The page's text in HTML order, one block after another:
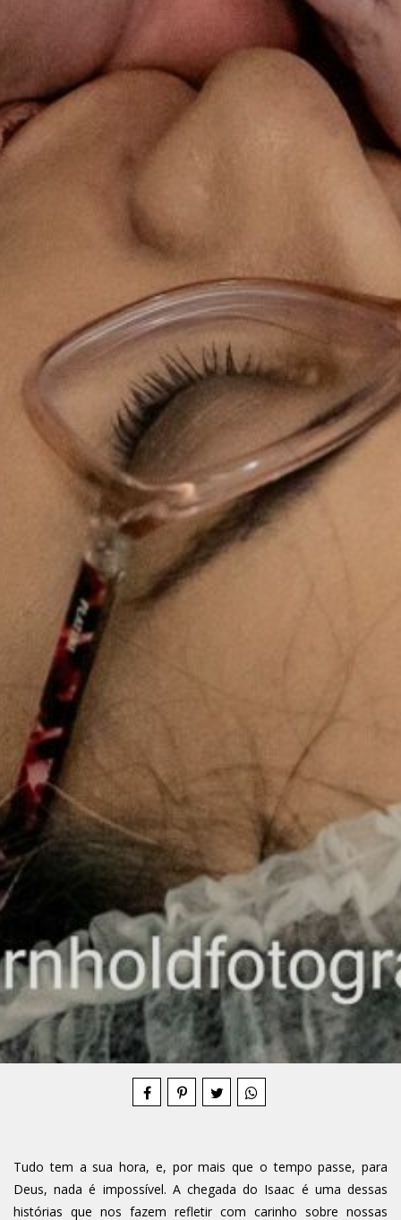
Compartilhe
Tudo tem a sua hora, e, por mais que o tempo passe, para
Deus, nada é impossível. A chegada do Isaac é uma dessas
histórias que nos fazem refletir com carinho sobre nossas